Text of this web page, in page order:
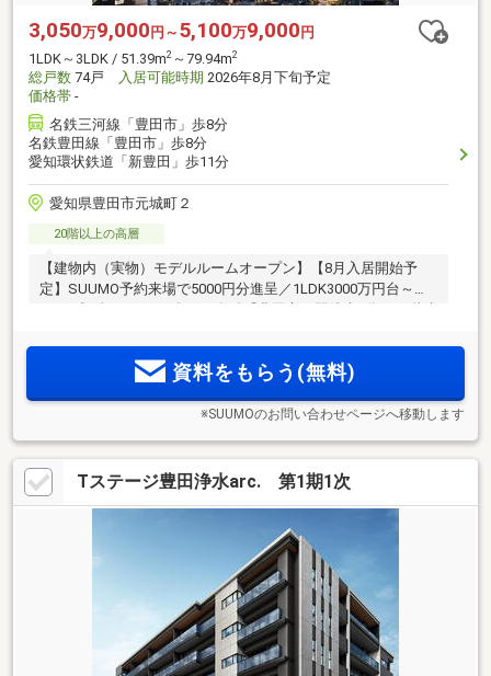
3,050万9,000 円～ 5,100万9,000 円
1LDK～3LDK / 51.39m2 ～79.94m2
総戸数 74戸 入居可能時期 2026年8月下旬予定
価格帯 -
名鉄三河線「豊田市」歩8分
名鉄豊田線「豊田市」歩8分
愛知環状鉄道「新豊田」歩11分
愛知県豊田市元城町２
20階以上の高層
【建物内（実物）モデルルームオープン】【8月入居開始予
定】SUUMO予約来場で5000円分進呈／1LDK3000万円台～・
大型モール徒歩7分、玄関前ゴミ移動サービス等、単身・共働
き夫婦に嬉しい快適環境資料をもらう(無料)
※SUUMOのお問い合わせページへ移動します
Tステージ豊田浄水arc. 第1期1次